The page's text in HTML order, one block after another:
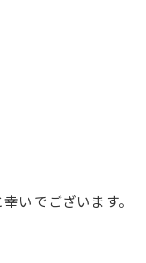
いでございます。